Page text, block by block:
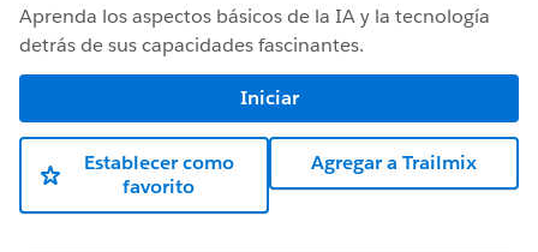
Aprenda los aspectos básicos de la IA y la tecnología
detrás de sus capacidades fascinantes.
Iniciar
Establecer como
favorito
Agregar a Trailmix